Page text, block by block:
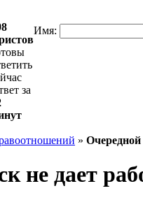
за
Имя:
» Очередной
не дает